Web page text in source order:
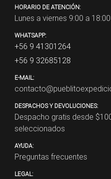
HORARIO DE ATENCIÓN:
Lunes a viernes 9:00 a
WHATSAPP:
+56 9 41301264
+56 9 32685128
E-MAIL:
DESPACHOS Y DEVOLUCIONES:
Despacho gratis desde $
seleccionados
AYUDA:
Preguntas frecuentes
LEGAL: